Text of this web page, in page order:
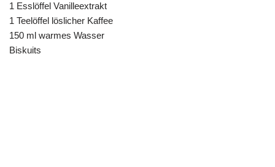
1 Esslöffel Vanilleextrakt
1 Teelöffel löslicher Kaffee
150 ml warmes Wasser
Biskuits